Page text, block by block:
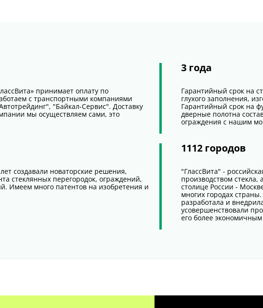
принимает оплату по
с транспортными компаниями
"Байкал-Сервис". Доставку
мы осуществляем сами, это
3 года
Гарантийный срок на
глухого заполнения,
Гарантийный срок на
дверные полотна
ограждения с нашим
создавали новаторские решения,
стеклянных перегородок, ограждений,
Имеем много патентов на изобретения и
1112 городов
"ГлассВита" -
производством стекла,
столице России -
многих городах
разработала и
усовершенствовали
его более